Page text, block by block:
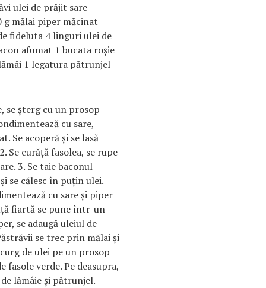
ulei de prăjit sare
g mălai piper măcinat
fideluta 4 linguri ulei de
afumat 1 bucata roşie
1 legatura pătrunjel
se şterg cu un prosop
cu sare,
Se acoperă şi se lasă
Se curăţă fasolea, se rupe
3. Se taie baconul
se călesc în puţin ulei.
cu sare şi piper
fiartă se pune într-un
se adaugă uleiul de
se trec prin mălai şi
de ulei pe un prosop
fasole verde. Pe deasupra,
lămâie şi pătrunjel.